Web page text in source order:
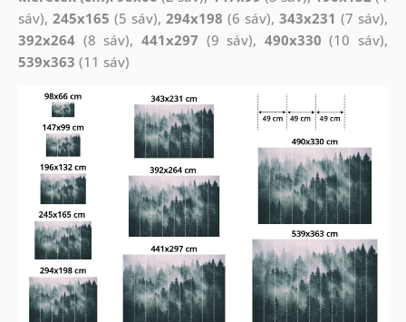
sáv), 245x165 (5 sáv),294x198 (6 sáv),343x231 (7 sáv),
392x264(8 sáv), 441x297 (9 sáv), 490x330 (10 sáv),
539x363 (11 sáv)